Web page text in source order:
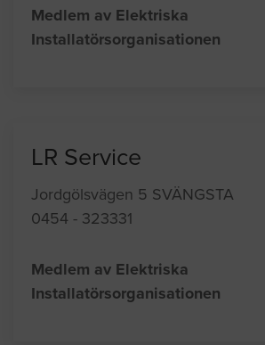
Medlem av Elektriska
Installatörsorganisationen
LR Service
Jordgölsvägen 5 SVÄNGSTA
0454 - 323331
Medlem av Elektriska
Installatörsorganisationen